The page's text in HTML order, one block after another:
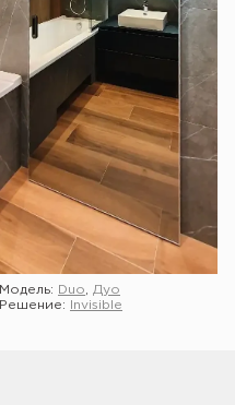
Модель: Duo
Дуо
Решение:
Invisible